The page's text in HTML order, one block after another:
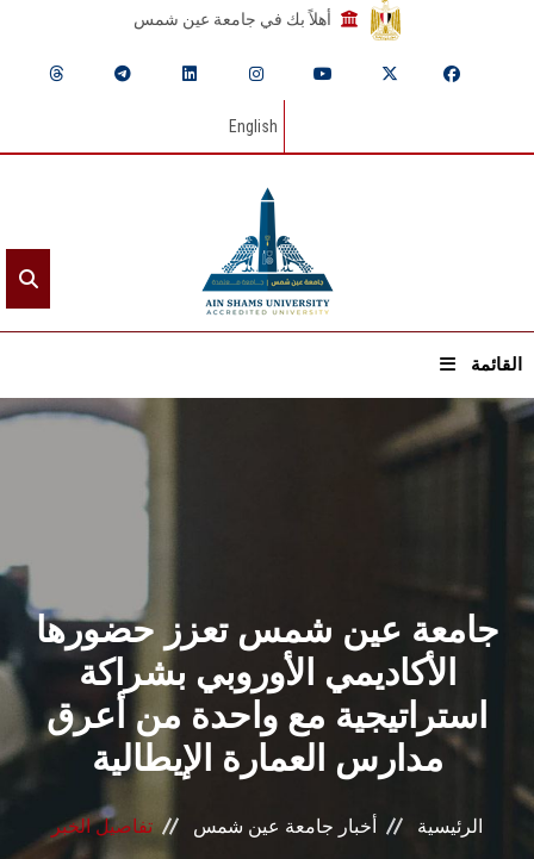
أهلاً بك في جامعة عين شمس
English
القائمة
القطاعـات
الشئون الأكاديمية
البحث العلمي
الرعاية الصحية
المراكز والوحدات
جامعة عين شمس تعزز حضورها
الأكاديمي الأوروبي بشراكة
استراتيجية مع واحدة من أعرق
مدارس العمارة الإيطالية
الرئيسية أخبار جامعة عين شمس تفاصيل الخبر